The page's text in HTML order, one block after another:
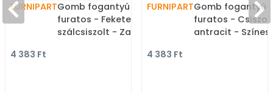
FURNIPARTGomb fogantyú PLATO - 1
furatos - Fekete
szálcsiszolt - Zamak fém
4 383 Ft
FURNIPARTGomb fogantyú
furatos -
antracit - Színes
4 383 Ft